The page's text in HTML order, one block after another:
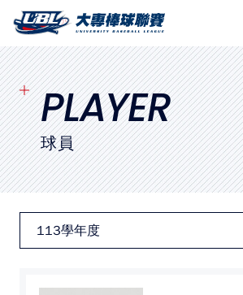
SITEMAP
首頁
球隊戰績
賽程表
球隊與球員
PLAYER
球員